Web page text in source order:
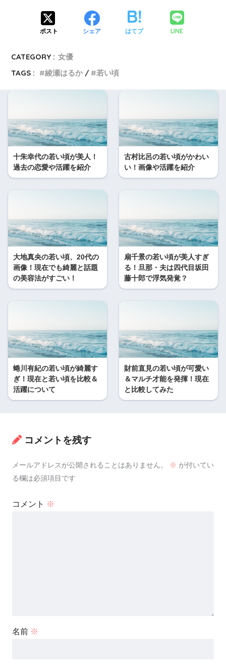
ポスト シェア はてブ LINE
CATEGORY : 女優
TAGS :
綾瀬はるか 若い頃
十朱幸代の若い頃が美人！
過去の恋愛や活躍を紹介
古村比呂の若い頃がかわい
い！画像や活躍を紹介
大地真央の若い頃、20代の
画像！現在でも綺麗と話題
の美容法がすごい！
扇千景の若い頃が美人すぎ
る！旦那・夫は四代目坂田
藤十郎で浮気発覚？
蜷川有紀の若い頃が綺麗す
ぎ！現在と若い頃を比較＆
活躍について
財前直見の若い頃が可愛い
＆マルチ才能を発揮！現在
と比較してみた
コメントを残す
メールアドレスが公開されることはありません。 ※ が付いてい
る欄は必須項目です
コメント ※
名前 ※